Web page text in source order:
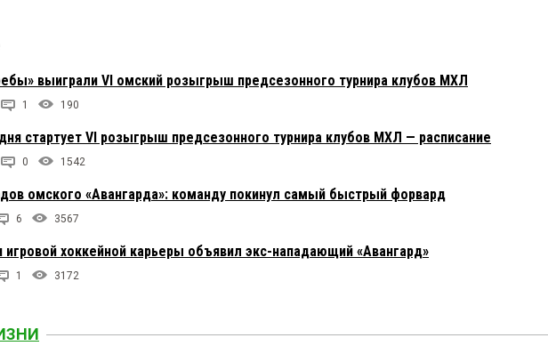
выиграли VI омский розыгрыш предсезонного турнира клубов МХЛ
1 190
стартует VI розыгрыш предсезонного турнира клубов МХЛ — расписание
0 1542
омского «Авангарда»: команду покинул самый быстрый форвард
6 3567
игровой хоккейной карьеры объявил экс-нападающий «Авангард»
1 3172